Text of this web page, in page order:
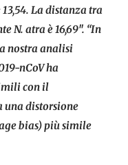
La distanza tra
N. atra è 16,69″. “In
nostra analisi
nCoV ha
con il
una distorsione
bias) più simile